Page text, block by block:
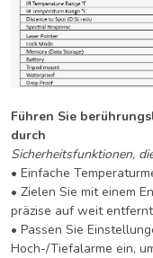
Führen Sie
durch
Sicherheitsfunktionen,
• Einfache
• Zielen Sie mit einem
präzise auf weit
• Passen Sie
Hoch-/Tiefalarme ein,